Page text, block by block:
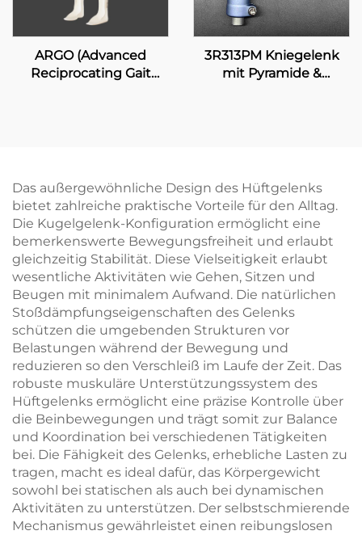
ARGO (Advanced
Reciprocating Gait
3R313PM Kniegelenk
mit Pyramide &
Das außergewöhnliche Design des Hüftgelenks
bietet zahlreiche praktische Vorteile für den Alltag.
Die Kugelgelenk-Konfiguration ermöglicht eine
bemerkenswerte Bewegungsfreiheit und erlaubt
gleichzeitig Stabilität. Diese Vielseitigkeit erlaubt
wesentliche Aktivitäten wie Gehen, Sitzen und
Beugen mit minimalem Aufwand. Die natürlichen
Stoßdämpfungseigenschaften des Gelenks
schützen die umgebenden Strukturen vor
Belastungen während der Bewegung und
reduzieren so den Verschleiß im Laufe der Zeit. Das
robuste muskuläre Unterstützungssystem des
Hüftgelenks ermöglicht eine präzise Kontrolle über
die Beinbewegungen und trägt somit zur Balance
und Koordination bei verschiedenen Tätigkeiten
bei. Die Fähigkeit des Gelenks, erhebliche Lasten zu
tragen, macht es ideal dafür, das Körpergewicht
sowohl bei statischen als auch bei dynamischen
Aktivitäten zu unterstützen. Der selbstschmierende
Mechanismus gewährleistet einen reibungslosen